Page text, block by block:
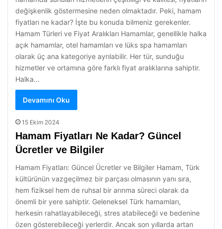
değişkenlik göstermesine neden olmaktadır. Peki, hamam
fiyatları ne kadar? İşte bu konuda bilmeniz gerekenler.
Hamam Türleri ve Fiyat Aralıkları Hamamlar, genellikle halka
açık hamamlar, otel hamamları ve lüks spa hamamları
olarak üç ana kategoriye ayrılabilir. Her tür, sunduğu
hizmetler ve ortamına göre farklı fiyat aralıklarına sahiptir.
Halka…
Devamını Oku
15 Ekim 2024
Hamam Fiyatları Ne Kadar? Güncel
Ücretler ve Bilgiler
Hamam Fiyatları: Güncel Ücretler ve Bilgiler Hamam, Türk
kültürünün vazgeçilmez bir parçası olmasının yanı sıra,
hem fiziksel hem de ruhsal bir arınma süreci olarak da
önemli bir yere sahiptir. Geleneksel Türk hamamları,
herkesin rahatlayabileceği, stres atabileceği ve bedenine
özen gösterebileceği yerlerdir. Ancak son yıllarda artan